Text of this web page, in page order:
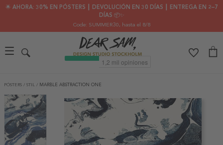
🌟 AHORA: 30% EN PÓSTERS ┃ DEVOLUCIÓN EN 30 DÍAS ┃ ENTREGA EN 2–7
DÍAS 📦✨
Code: SUMMER30, hasta el 8/8
PÓSTERS / STIL / MARBLE ABSTRACTION ONE